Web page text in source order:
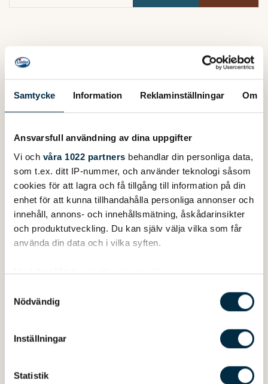
Samtycke Information Reklaminställningar Om
Ansvarsfull användning av dina uppgifter
Vi och våra 1022 partners behandlar din personliga data,
som t.ex. ditt IP-nummer, och använder teknologi såsom
cookies för att lagra och få tillgång till information på din
enhet för att kunna tillhandahålla personliga annonser och
innehåll, annons- och innehållsmätning, åskådarinsikter
och produktutveckling. Du kan själv välja vilka som får
använda din data och i vilka syften.
Med din tillåtelse skulle vi även vilja:
som kan ha en noggrannhet på upp till flera meter
Ta reda på mer om hur dina personliga uppgifter
Du kan ändra eller dra tillbaka ditt samtycke när som
Nödvändig
Inställningar
Statistik
WEITERE PRODUKTE